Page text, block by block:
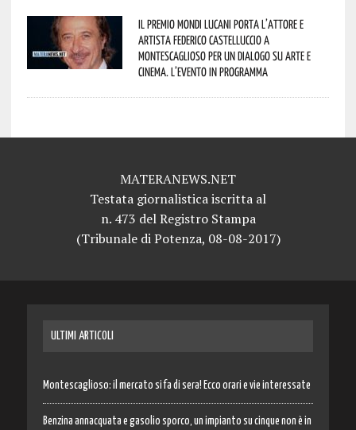
Il Premio Mondi Lucani porta l’attore e
artista Federico Castelluccio a
Montescaglioso per un dialogo su arte e
cinema. L’evento in programma
MATERANEWS.NET
Testata giornalistica iscritta al
n. 473 del Registro Stampa
(Tribunale di Potenza, 08-08-2017)
ULTIMI ARTICOLI
Montescaglioso: il mercato si fa di sera! Ecco orari e vie interessate
Benzina annacquata e gasolio sporco, un impianto su cinque non è in